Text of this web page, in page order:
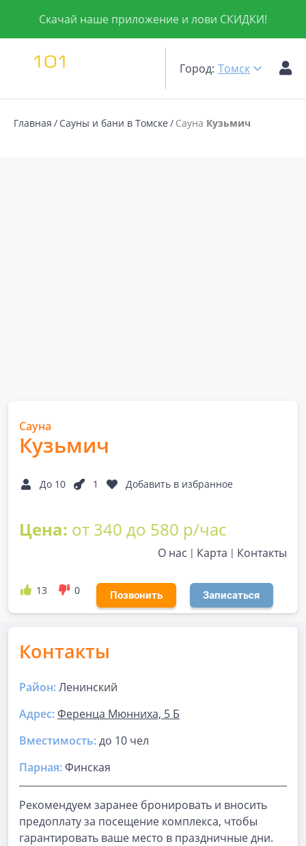
Скачай наше приложение и лови СКИДКИ!
Город: Томск
Главная Сауны и бани в Томске Сауна Кузьмич
Сауна
Кузьмич
До 10 1 Добавить в избранное
Цена: от 340 до 580 р/час
О нас Карта Контакты
13 0 Позвонить Записаться
Контакты
Район:Ленинский
Адрес:Ференца Мюнниха, 5 Б
Вместимость:до 10 чел
Парная:Финская
Рекомендуем заранее бронировать и вносить
предоплату за посещение комплекса, чтобы
гарантировать ваше место в праздничные дни.